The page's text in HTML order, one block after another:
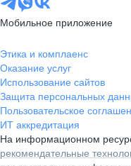
Мобильное приложение
Этика и комплаенс
Оказание услуг
Использование сайтов
Защита персональных
Пользовательское
ИТ аккредитация
На информационном
рекомендательные